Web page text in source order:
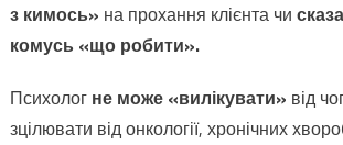
з кимось» на прохання клієнта чи
комусь «що робити».
Психолог не може «вилікувати» від
зцілювати від онкології, хронічних